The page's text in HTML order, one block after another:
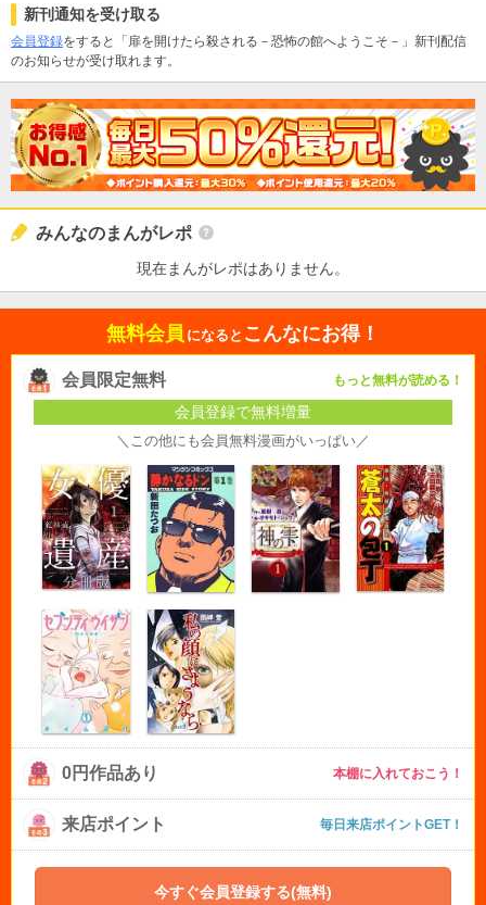
新刊通知を受け取る
会員登録をすると「扉を開けたら殺される－恐怖の館へようこそ－」新刊配信
のお知らせが受け取れます。
みんなのまんがレポ
現在まんがレポはありません。
無料会員 になると こんなにお得！
会員限定無料 もっと無料が読める！
会員登録で無料増量
＼この他にも会員無料漫画がいっぱい／
0円作品あり 本棚に入れておこう！
来店ポイント 毎日来店ポイントGET！
今すぐ会員登録する(無料)